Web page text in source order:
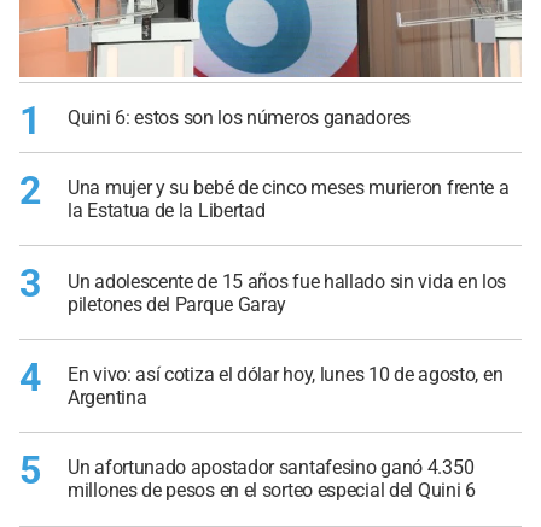
1 Quini 6: estos son los números ganadores
2
Una mujer y su bebé de cinco meses murieron frente a
la Estatua de la Libertad
3
Un adolescente de 15 años fue hallado sin vida en los
piletones del Parque Garay
4
En vivo: así cotiza el dólar hoy, lunes 10 de agosto, en
Argentina
5
Un afortunado apostador santafesino ganó 4.350
millones de pesos en el sorteo especial del Quini 6